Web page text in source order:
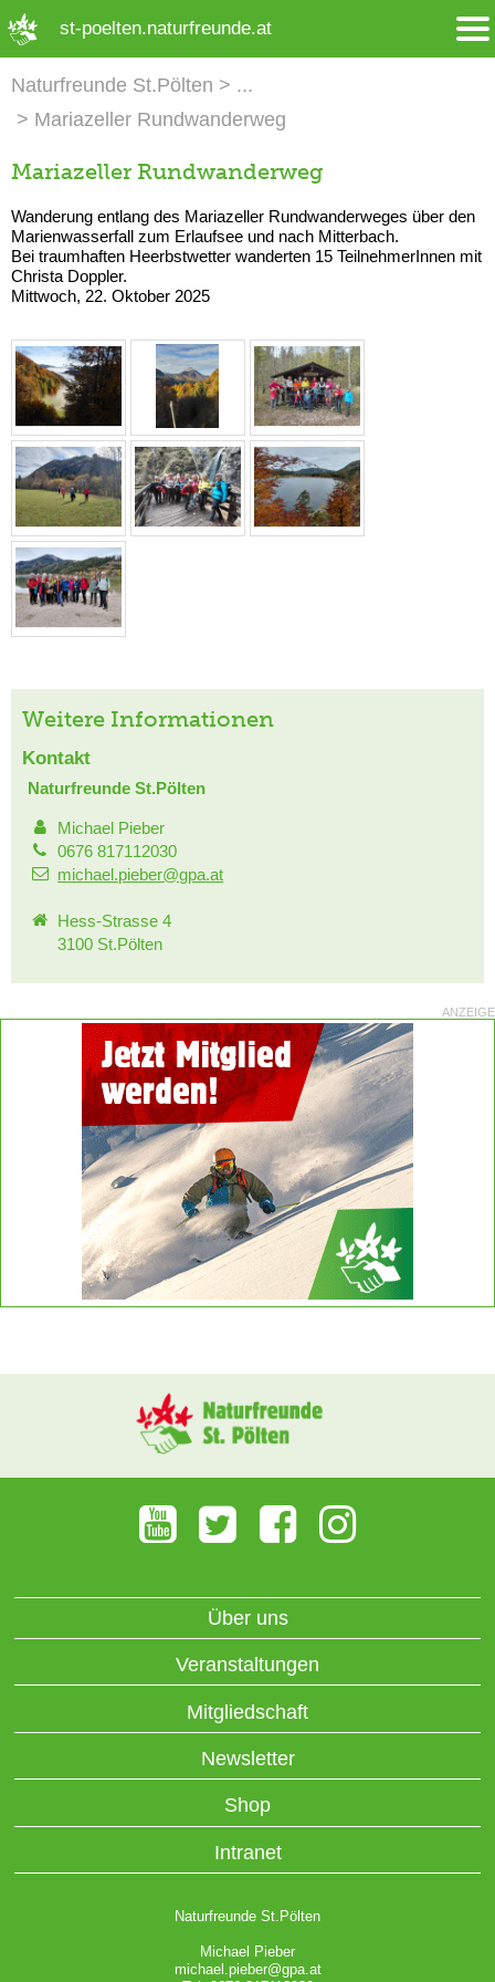
st-poelten.naturfreunde.at
Naturfreunde St.Pölten
Mariazeller Rundwanderweg
Mariazeller Rundwanderweg
Wanderung entlang des Mariazeller Rundwanderweges über den
Marienwasserfall zum Erlaufsee und nach Mitterbach.
Bei traumhaften Heerbstwetter wanderten 15 TeilnehmerInnen mit
Christa Doppler.
Mittwoch, 22. Oktober 2025
Weitere Informationen
Kontakt
Naturfreunde St.Pölten
Michael Pieber
0676 817112030
michael.pieber@gpa.at
Hess-Strasse 4
3100 St.Pölten
ANZEIGE
Über uns
Veranstaltungen
Mitgliedschaft
Newsletter
Shop
Intranet
Naturfreunde St.Pölten
Michael Pieber
michael.pieber@gpa.at